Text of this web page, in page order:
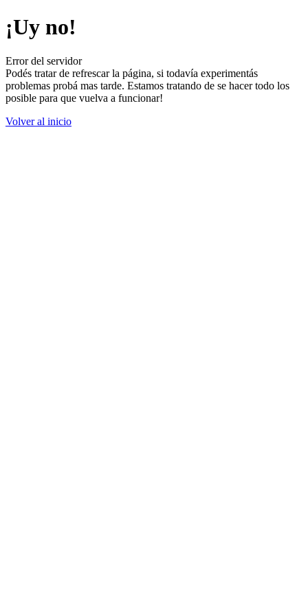
¡Uy no!
Error del servidor
Podés tratar de refrescar la página, si todavía experimentás
problemas probá mas tarde. Estamos tratando de se hacer todo los
posible para que vuelva a funcionar!
Volver al inicio